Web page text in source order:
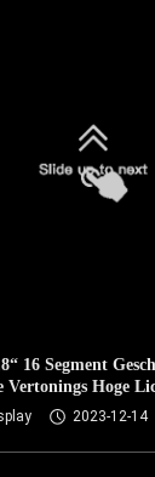
16 Segment
Hoge
2023-12-14